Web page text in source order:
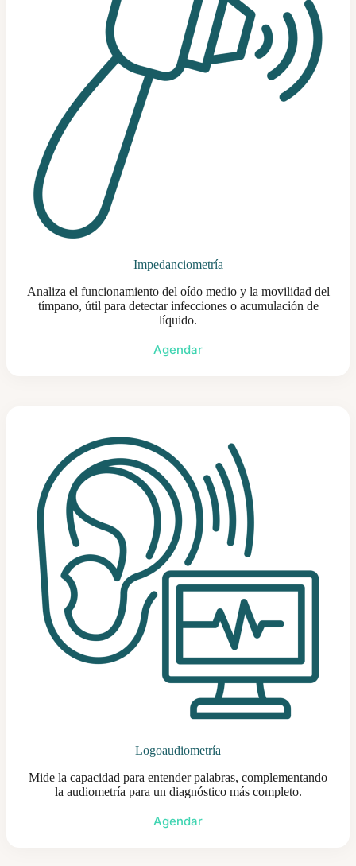
Impedanciometría
Analiza el funcionamiento del oído medio y la movilidad del
tímpano, útil para detectar infecciones o acumulación de
líquido.
Agendar
Logoaudiometría
Mide la capacidad para entender palabras, complementando
la audiometría para un diagnóstico más completo.
Agendar